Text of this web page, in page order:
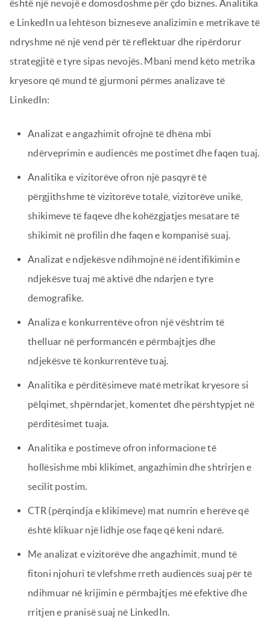
është një nevojë e domosdoshme për çdo biznes. Analitika
e LinkedIn ua lehtëson bizneseve analizimin e metrikave të
ndryshme në një vend për të reflektuar dhe ripërdorur
strategjitë e tyre sipas nevojës. Mbani mend këto metrika
kryesore që mund të gjurmoni përmes analizave të
LinkedIn:
Analizat e angazhimit ofrojnë të dhëna mbi
ndërveprimin e audiencës me postimet dhe faqen tuaj.
Analitika e vizitorëve ofron një pasqyrë të
përgjithshme të vizitorëve totalë, vizitorëve unikë,
shikimeve të faqeve dhe kohëzgjatjes mesatare të
shikimit në profilin dhe faqen e kompanisë suaj.
Analizat e ndjekësve ndihmojnë në identifikimin e
ndjekësve tuaj më aktivë dhe ndarjen e tyre
demografike.
Analiza e konkurrentëve ofron një vështrim të
thelluar në performancën e përmbajtjes dhe
ndjekësve të konkurrentëve tuaj.
Analitika e përditësimeve matë metrikat kryesore si
pëlqimet, shpërndarjet, komentet dhe përshtypjet në
përditësimet tuaja.
Analitika e postimeve ofron informacione të
hollësishme mbi klikimet, angazhimin dhe shtrirjen e
secilit postim.
CTR (përqindja e klikimeve) mat numrin e herëve që
është klikuar një lidhje ose faqe që keni ndarë.
Me analizat e vizitorëve dhe angazhimit, mund të
fitoni njohuri të vlefshme rreth audiencës suaj për të
ndihmuar në krijimin e përmbajtjes më efektive dhe
rritjen e pranisë suaj në LinkedIn.